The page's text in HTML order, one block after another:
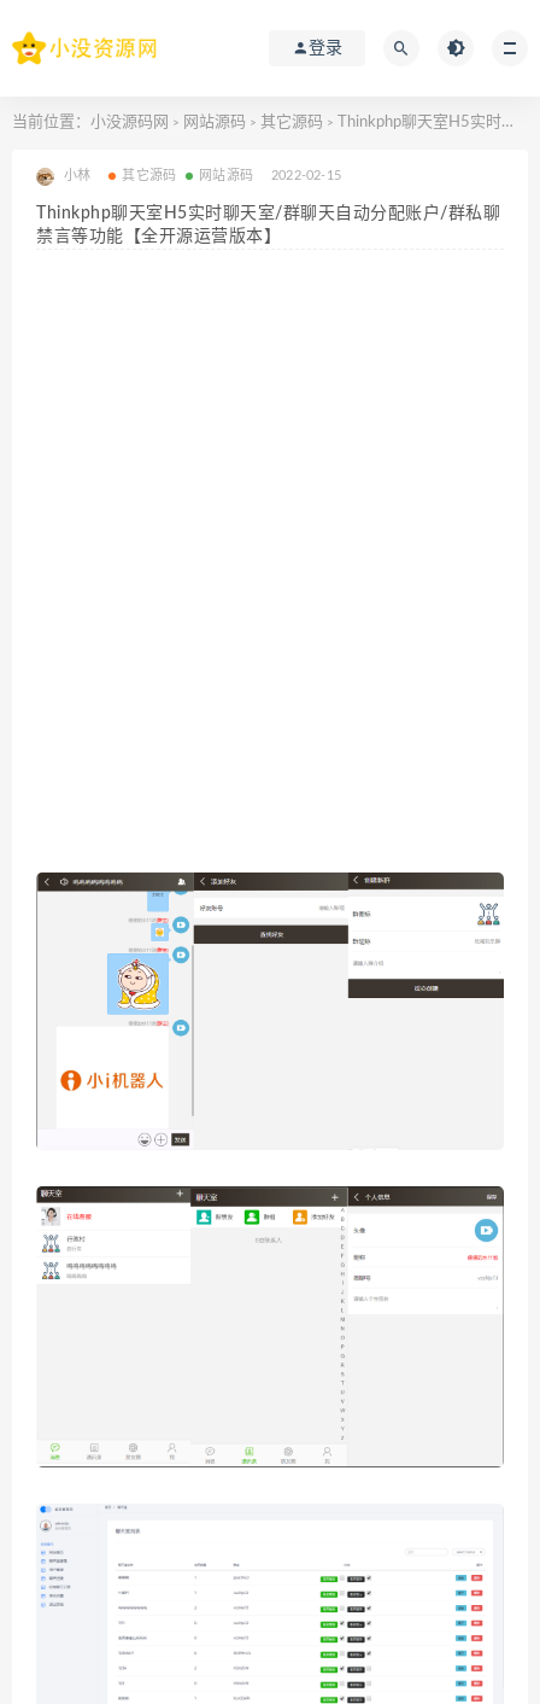
登录
当前位置： 小没源码网 > 网站源码 > 其它源码 > Thinkphp聊天室H5实时聊天室/群聊天自动分配账户/群私聊禁言等功能【全开源运营版本】
小林 其它源码 网站源码 2022-02-15
Thinkphp聊天室H5实时聊天室/群聊天自动分配账户/群私聊
禁言等功能【全开源运营版本】